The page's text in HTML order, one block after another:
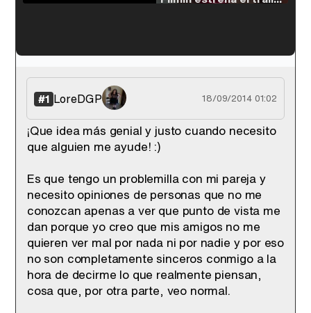
'120 Minutos' celebra sus 2.000 programas en Telemadrid con un vídeo del día a día en la redacción
Tráiler en catalán de 'Ravalear', la nueva serie de HBO Max sobre los fondos buitre
#1 LoreDGP 18/09/2014 01:02
¡Que idea más genial y justo cuando necesito
que alguien me ayude! :)
Es que tengo un problemilla con mi pareja y
necesito opiniones de personas que no me
conozcan apenas a ver que punto de vista me
dan porque yo creo que mis amigos no me
quieren ver mal por nada ni por nadie y por eso
no son completamente sinceros conmigo a la
hora de decirme lo que realmente piensan,
cosa que, por otra parte, veo normal.